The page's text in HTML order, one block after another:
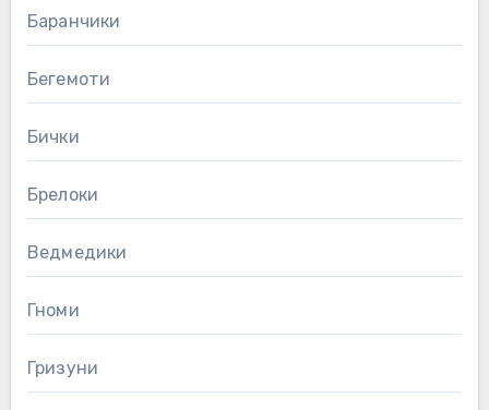
Баранчики
Бегемоти
Бички
Брелоки
Ведмедики
Гноми
Гризуни